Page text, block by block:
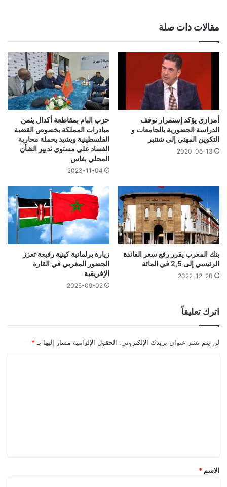
مقالات ذات صلة
أمزازي يؤكد إستمرار توقف
الدراسة الحضورية بالجامعات و
التكوين المهني إلى شتنبر
2020-05-13
حزب البام بمقاطعة أكدال يثمن
مبادرات المملكة بخصوص القضية
الفلسطينية ويشيد بحملة محاربة
الفساد على مستوى تدبير الشأن
المحلي بفاس
2023-11-04
بنك المغرب يقرر رفع سعر الفائدة
الرئيسي إلى 2,5 في المائة
2022-12-20
زيارة برلمانية كينية رفيعة تعزز
الحضور المغربي في القارة
الإفريقية
2025-09-02
اترك تعليقاً
لن يتم نشر عنوان بريدك الإلكتروني. الحقول الإلزامية مشار إليها بـ *
*
الاسم *